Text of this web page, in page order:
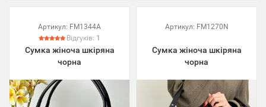
Артикул: FM1344A
Відгуків: 1
Сумка жіноча шкіряна
чорна
Артикул: FM1270N
Сумка жіноча шкіряна
чорна